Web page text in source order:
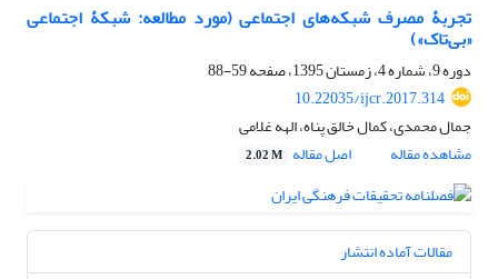
تجربۀ مصرف شبکه‌های اجتماعی (مورد مطالعه: شبکۀ اجتماعی
«بی‌تاک»)
دوره 9، شماره 4، زمستان 1395، صفحه
59-88
10.22035/ijcr.2017.314
جمال محمدی، کمال خالق پناه، الهه غلامی
مشاهده مقاله
اصل مقاله 2.02 M
مقالات آماده انتشار